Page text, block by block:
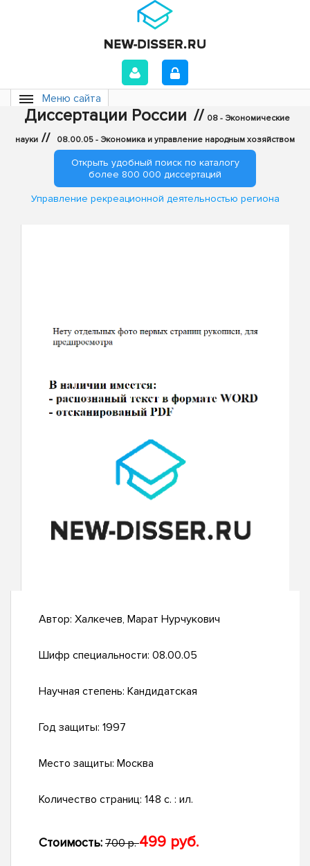
Меню сайта
Диссертации России // 08 - Экономические
науки // 08.00.05 - Экономика и управление народным хозяйством
Открыть удобный поиск по каталогу
более 800 000 диссертаций
Управление рекреационной деятельностью региона
Автор: Халкечев, Марат Нурчукович
Шифр специальности: 08.00.05
Научная степень: Кандидатская
Год защиты: 1997
Место защиты: Москва
Количество страниц: 148 с. : ил.
Стоимость: 700 р.499 руб.